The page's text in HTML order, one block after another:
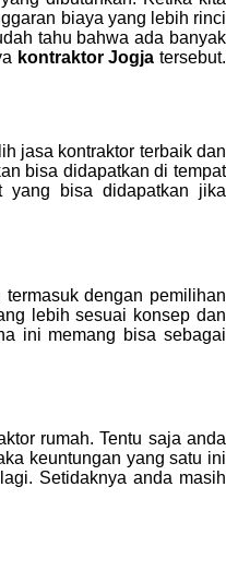
biaya yang lebih rinci
tahu bahwa ada banyak
kontraktor Jogjatersebut.
jasa kontraktor terbaik dan
bisa didapatkan di tempat
yang bisa didapatkan jika
dengan pemilihan
lebih sesuai konsep dan
ini memang bisa sebagai
rumah. Tentu saja anda
keuntungan yang satu ini
Setidaknya anda masih